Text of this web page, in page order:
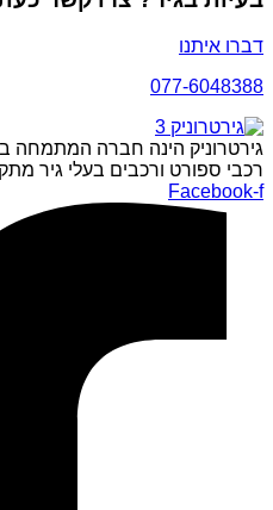
דברו איתנו
077-6048388
גירטרוניק הינה חברה המתמחה
רכבי ספורט ורכבים בעלי גיר
Facebook-f